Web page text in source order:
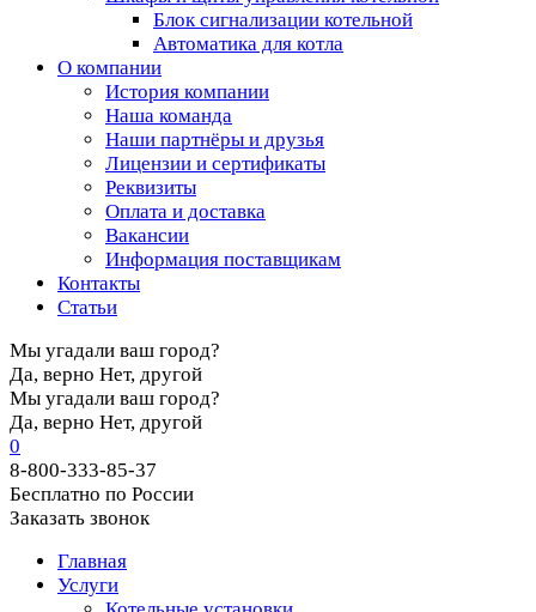
Блок сигнализации котельной
Автоматика для котла
О компании
История компании
Наша команда
Наши партнёры и друзья
Лицензии и сертификаты
Реквизиты
Оплата и доставка
Вакансии
Информация поставщикам
Контакты
Статьи
Мы угадали ваш город?
Да, верно Нет, другой
Мы угадали ваш город?
Да, верно Нет, другой
0
8-800-333-85-37
Бесплатно по России
Заказать звонок
Главная
Услуги